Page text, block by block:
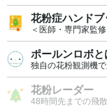
花粉症ハンドブ
＜医師・専門家監
ポールンロボと
独自の花粉観測機で
花粉レーダー
48時間先までの飛